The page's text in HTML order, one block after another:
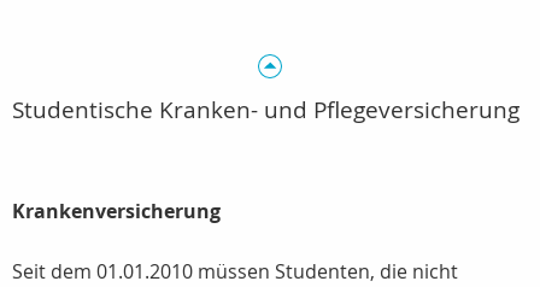
Studentische Kranken- und Pflegeversicherung
Krankenversicherung
Seit dem 01.01.2010 müssen Studenten, die nicht